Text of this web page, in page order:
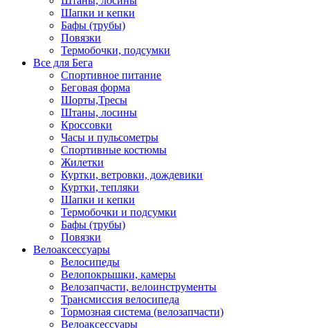
Шапки и кепки
Бафы (трубы)
Повязки
Термобочки, подсумки
Все для Бега
Спортивное питание
Беговая форма
Шорты,Тресы
Штаны, лосины
Кроссовки
Часы и пульсометры
Спортивные костюмы
Жилетки
Куртки, ветровки, дождевики
Куртки, тепляки
Шапки и кепки
Термобочки и подсумки
Бафы (трубы)
Повязки
Велоаксессуары
Велосипеды
Велопокрышки, камеры
Велозапчасти, велоинструменты
Трансмиссия велосипеда
Тормозная система (велозапчасти)
Велоаксессуары